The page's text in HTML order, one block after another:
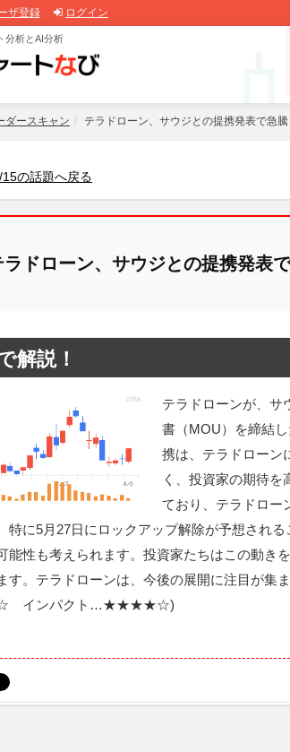
ザ登録 ログイン
分析とAI分析
ダースキャン テラドローン、サウジとの提携発表で急騰
の話題へ戻る
ラドローン、サウジとの提携発表
解説！
テラドローンが、サ
書（MOU）を締結
携は、テラドローン
く、投資家の期待を
ており、テラドロー
特に5月27日にロックアップ解除が予想され
能性も考えられます。投資家たちはこの動き
す。テラドローンは、今後の展開に注目が集
ンパクト…★★★★☆)